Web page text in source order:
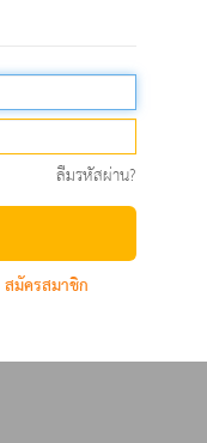
ลืมรหัสผ่าน?
สมัครสมาชิก